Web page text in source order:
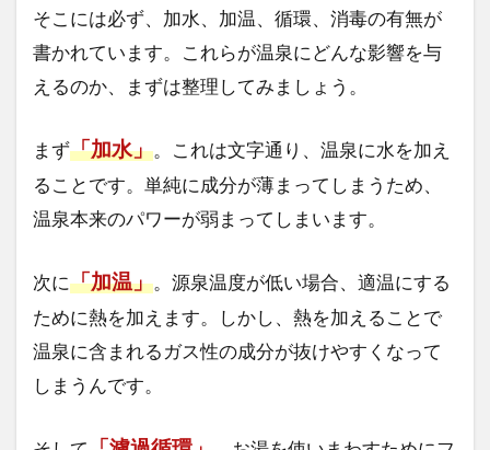
そこには必ず、加水、加温、循環、消毒の有無が
書かれています。これらが温泉にどんな影響を与
えるのか、まずは整理してみましょう。
まず「加水」。これは文字通り、温泉に水を加え
ることです。単純に成分が薄まってしまうため、
温泉本来のパワーが弱まってしまいます。
次に「加温」。源泉温度が低い場合、適温にする
ために熱を加えます。しかし、熱を加えることで
温泉に含まれるガス性の成分が抜けやすくなって
しまうんです。